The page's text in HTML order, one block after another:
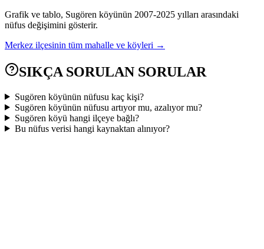
Grafik ve tablo, Sugören köyünün 2007-2025 yılları arasındaki
nüfus değişimini gösterir.
Merkez ilçesinin tüm mahalle ve köyleri →
SIKÇA SORULAN SORULAR
Sugören köyünün nüfusu kaç kişi?
Sugören köyünün nüfusu artıyor mu, azalıyor mu?
Sugören köyü hangi ilçeye bağlı?
Bu nüfus verisi hangi kaynaktan alınıyor?